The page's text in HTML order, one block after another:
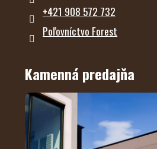
+421 908 572 732
Poľovníctvo Forest
Kamenná predajňa